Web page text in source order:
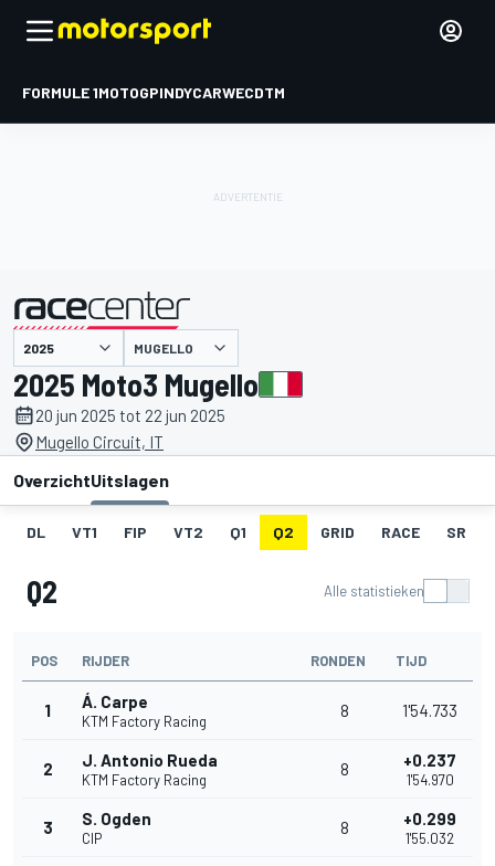
FORMULE 1MOTOGPINDYCARWECDTM
gepresenteerd door MUGELLO
2025 Moto3 Mugello
20 jun 2025 tot 22 jun 2025
Mugello Circuit, IT
OverzichtUitslagen
DL VT1 FIP VT2 Q1 Q2 GRID RACE SR
Q2 Alle statistieken
POS RIJDER RONDEN TIJD
1 Á. Carpe
KTM Factory Racing
8 1'54.733
2 J. Antonio Rueda
KTM Factory Racing
8 +0.237
1'54.970
3 S. Ogden
CIP
8 +0.299
1'55.032